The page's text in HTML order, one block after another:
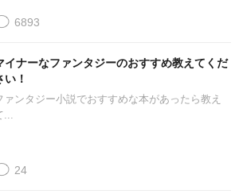
6893
イナーなファンタジーのおすすめ教えてくだ
い！
ァンタジー小説でおすすめな本があったら教え
24